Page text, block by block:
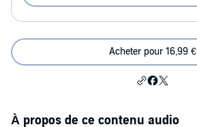
Acheter pour 16,99 €
À propos de ce contenu audio